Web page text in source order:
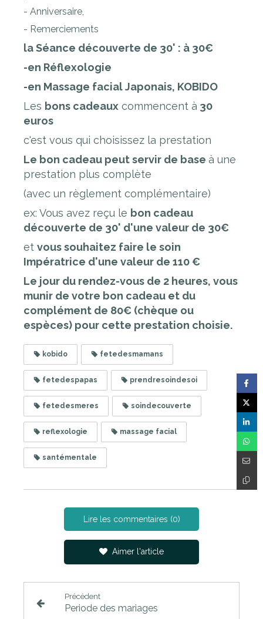
- Anniversaire,
- Remerciements
la Séance découverte de 30' : à 30€
-en Réflexologie
-en Massage facial Japonais, KOBIDO
Les bons cadeaux commencent à 30
euros
c'est vous qui choisissez la prestation
Le bon cadeau peut servir de base à une
prestation plus complète
(avec un règlement complémentaire)
ex: Vous avez reçu le bon cadeau
découverte de 30' d'une valeur de 30€
et vous souhaitez faire le soin
Impératrice d'une valeur de 110 €
Le jour du rendez-vous de 2 heures, vous
munir de votre bon cadeau et du
complément de 80€ (chèque ou
espèces) pour cette prestation choisie.
kobido fetedesmamans
fetedespapas prendresoindesoi
fetedesmeres soindecouverte
reflexologie massage facial
santémentale
Lire les commentaires (0)
Aimer l'article
Précédent
Periode des mariages